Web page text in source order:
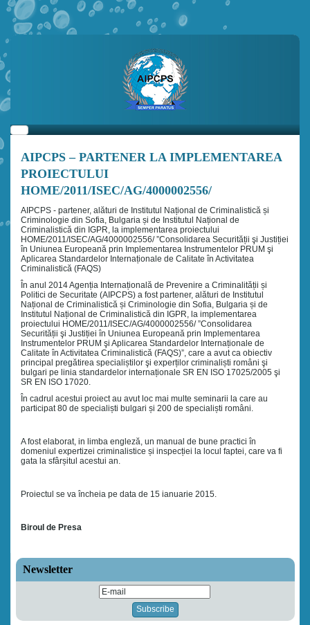
AIPCPS – PARTENER LA IMPLEMENTAREA
PROIECTULUI
HOME/2011/ISEC/AG/4000002556/
AIPCPS - partener, alături de Institutul Național de Criminalistică și
Criminologie din Sofia, Bulgaria și de Institutul Național de
Criminalistică din IGPR, la implementarea proiectului
HOME/2011/ISEC/AG/4000002556/ ”Consolidarea Securității şi Justiției
în Uniunea Europeană prin Implementarea Instrumentelor PRUM şi
Aplicarea Standardelor Internaționale de Calitate în Activitatea
Criminalistică (FAQS)
În anul 2014 Agenția Internațională de Prevenire a Criminalității și
Politici de Securitate (AIPCPS) a fost partener, alături de Institutul
Național de Criminalistică și Criminologie din Sofia, Bulgaria și de
Institutul Național de Criminalistică din IGPR, la implementarea
proiectului HOME/2011/ISEC/AG/4000002556/ ”Consolidarea
Securității şi Justiției în Uniunea Europeană prin Implementarea
Instrumentelor PRUM şi Aplicarea Standardelor Internaționale de
Calitate în Activitatea Criminalistică (FAQS)”, care a avut ca obiectiv
principal pregătirea specialiștilor şi experților criminaliști români şi
bulgari pe linia standardelor internaționale SR EN ISO 17025/2005 şi
SR EN ISO 17020.
În cadrul acestui proiect au avut loc mai multe seminarii la care au
participat 80 de specialiști bulgari și 200 de specialiști români.
A fost elaborat, in limba engleză, un manual de bune practici în
domeniul expertizei criminalistice și inspecției la locul faptei, care va fi
gata la sfârșitul acestui an.
Proiectul se va încheia pe data de 15 ianuarie 2015.
Biroul de Presa
Newsletter